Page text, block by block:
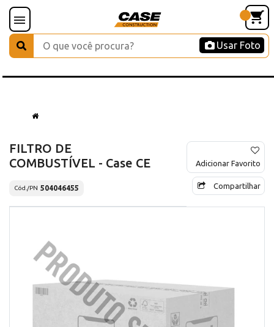
Usar Foto
FILTRO DE
COMBUSTÍVEL - Case CE
Cód./PN 504046455
Adicionar Favorito
Compartilhar